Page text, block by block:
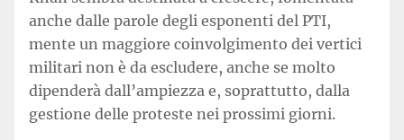
anche dalle parole degli esponenti del PTI,
mente un maggiore coinvolgimento dei vertici
militari non è da escludere, anche se molto
dipenderà dall’ampiezza e, soprattutto, dalla
gestione delle proteste nei prossimi giorni.